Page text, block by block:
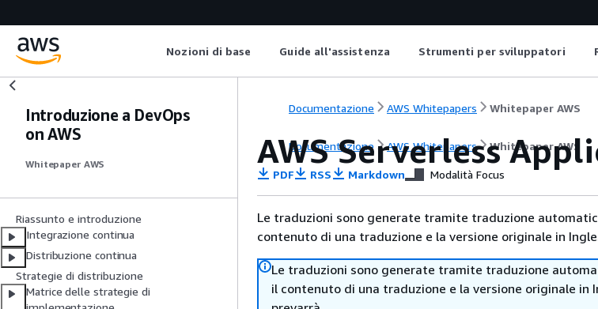
Nozioni di base Guide all'assistenza Strumenti per sviluppatori
Introduzione a DevOps
on AWS
Whitepaper AWS
Riassunto e introduzione
Integrazione continua
Distribuzione continua
Strategie di distribuzione
Matrice delle strategie di
Documentazione AWS Whitepapers Whitepaper AWS
Documentazione AWS Whitepapers Whitepaper AWS
AWS Serverless
PDF RSS Markdown Modalità Focus
Le traduzioni sono generate tramite traduzione
contenuto di una traduzione e la versione originale in
Le traduzioni sono generate tramite traduzione
il contenuto di una traduzione e la versione originale in